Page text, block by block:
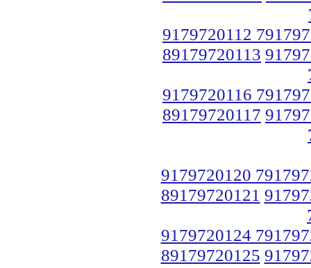
9179720112
89179720113
9179720116
89179720117
9179720120
89179720121
9179720124
89179720125